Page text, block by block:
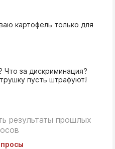
картофель только для
Что за дискриминация?
пусть штрафуют!
результаты прошлых